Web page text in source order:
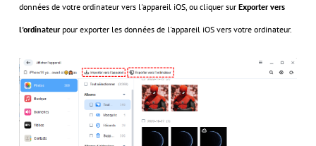
données de votre ordinateur vers l'appareil iOS, ou cliquer sur Exporter vers
l'ordinateurpour exporter les données de l'appareil iOS vers votre ordinateur.